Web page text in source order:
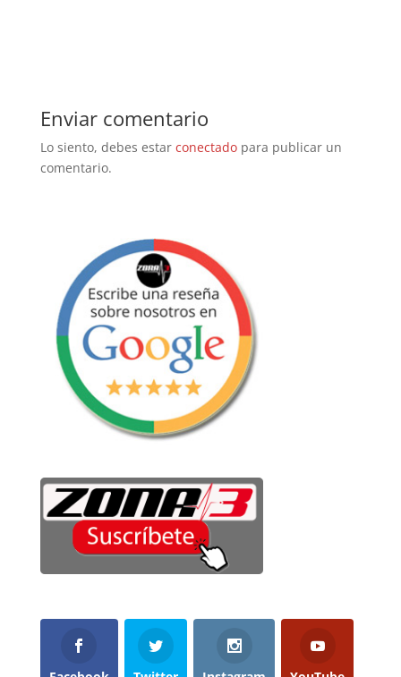
Enviar comentario
Lo siento, debes estar conectadopara publicar un
comentario.